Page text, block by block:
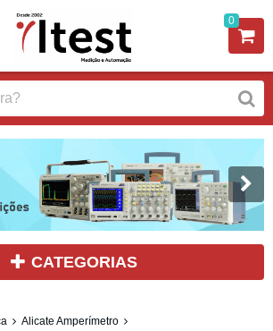
0
CATEGORIAS
Alicate Amperímetro